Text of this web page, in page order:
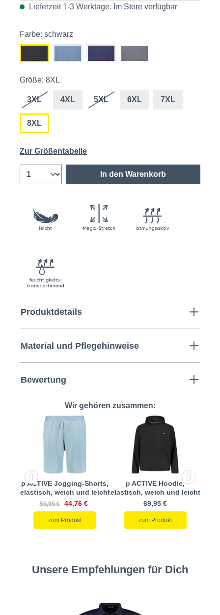
Durchschnittliche Bewertung von 5 von 5 Sternen
Lieferzeit 1-3 Werktage. Im Store verfügbar
Farbe: schwarz
Größe: 8XL
3XL 4XL 5XL 6XL 7XL
8XL
Zur Größentabelle
In den Warenkorb
Produktdetails
Material und Pflegehinweise
Bewertung
Wir gehören zusammen:
p ACTIVE Jogging-Shorts,
elastisch, weich und leicht
55,95 € 44,76 €
zum Produkt
p ACTIVE Hoodie,
elastisch, weich und leicht
69,95 €
zum Produkt
Unsere Empfehlungen für Dich